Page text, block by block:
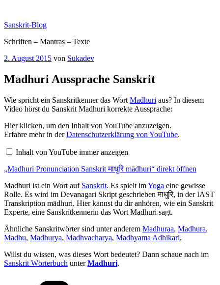
springen
Sanskrit-Blog
Schriften – Mantras – Texte
Veröffentlicht
2. August 2015 von Sukadev
Madhuri Aussprache Sanskrit
Wie spricht ein Sanskritkenner das Wort Madhuri aus? In diesem
Video hörst du Sanskrit Madhuri korrekte Aussprache:
„Madhuri
Pronunciation
Sanskrit
mādhuri“
YouTube
Hier klicken, um den Inhalt von YouTube anzuzeigen.
Erfahre mehr in derDatenschutzerklärung von YouTube.
Inhalt von YouTube immer anzeigen
„Madhuri Pronunciation Sanskrit माधुरि mādhuri“ direkt öffnen
Madhuri ist ein Wort auf Sanskrit. Es spielt imYoga eine gewisse
Rolle. Es wird im Devanagari Skript geschrieben माधुरि, in der IAST
Transkription mādhuri. Hier kannst du dir anhören, wie ein Sanskrit
Experte, eine Sanskritkennerin das Wort Madhuri sagt.
Ähnliche Sanskritwörter sind unter anderem Madhuraa, Madhura,
Madhu, Madhurya, Madhvacharya, Madhyama Adhikari.
Willst du wissen, was dieses Wort bedeutet? Dann schaue nach im
Sanskrit Wörterbuch unterMadhuri.